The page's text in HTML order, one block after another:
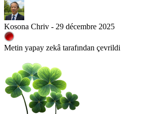
Kosona Chriv - 29 décembre 2025
Metin yapay zekâ tarafından çevrildi